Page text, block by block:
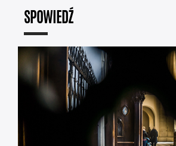
SPOWIEDŹ